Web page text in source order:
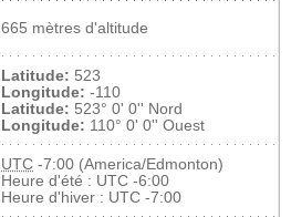
665 mètres d'altitude
Latitude: 523
Longitude: -110
Latitude: 523° 0' 0'' Nord
Longitude: 110° 0' 0'' Ouest
UTC -7:00 (America/Edmonton)
Heure d'été : UTC -6:00
Heure d'hiver : UTC -7:00